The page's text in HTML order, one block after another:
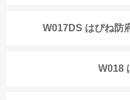
W017DS はぴね防
W018